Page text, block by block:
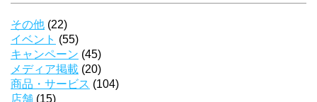
その他 (22)
イベント (55)
キャンペーン (45)
メディア掲載 (20)
商品・サービス (104)
店舗 (15)